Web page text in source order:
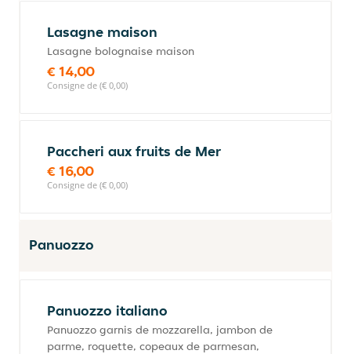
Lasagne maison
Lasagne bolognaise maison
€ 14,00
Consigne de (€ 0,00)
Paccheri aux fruits de Mer
€ 16,00
Consigne de (€ 0,00)
Panuozzo
Panuozzo italiano
Panuozzo garnis de mozzarella, jambon de
parme, roquette, copeaux de parmesan,